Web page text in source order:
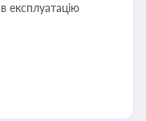
експлуатацію